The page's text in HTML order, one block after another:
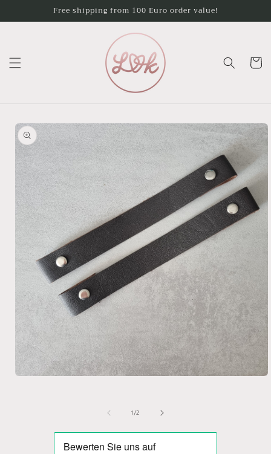
Free shipping from 100 Euro order value!
Cart
Skip to
product
information
1 /of
2